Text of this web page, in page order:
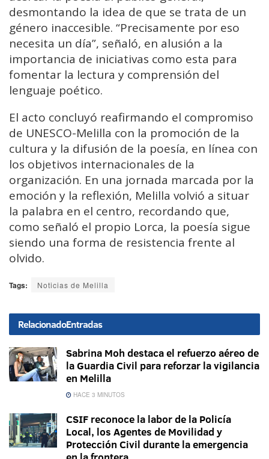
desmontando la idea de que se trata de un
género inaccesible. “Precisamente por eso
necesita un día”, señaló, en alusión a la
importancia de iniciativas como esta para
fomentar la lectura y comprensión del
lenguaje poético.
El acto concluyó reafirmando el compromiso
de UNESCO-Melilla con la promoción de la
cultura y la difusión de la poesía, en línea con
los objetivos internacionales de la
organización. En una jornada marcada por la
emoción y la reflexión, Melilla volvió a situar
la palabra en el centro, recordando que,
como señaló el propio Lorca, la poesía sigue
siendo una forma de resistencia frente al
olvido.
Tags: Noticias de Melilla
RelacionadoEntradas
Sabrina Moh destaca el refuerzo aéreo de
la Guardia Civil para reforzar la vigilancia
en Melilla
HACE 3 MINUTOS
CSIF reconoce la labor de la Policía
Local, los Agentes de Movilidad y
Protección Civil durante la emergencia